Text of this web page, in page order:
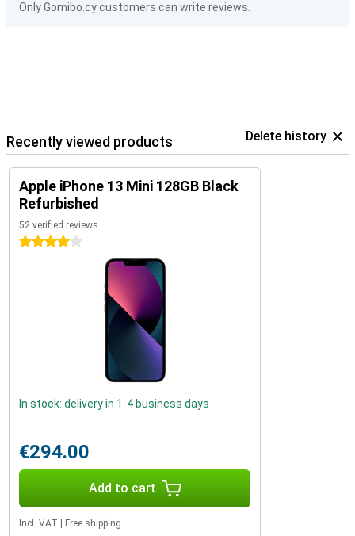
Only Gomibo.cy customers can write reviews.
Recently viewed products Delete history
Apple iPhone 13 Mini 128GB Black
Refurbished
52 verified reviews
4 stars
In stock: delivery in 1-4 business days
€294.00
Add to cart
Incl. VAT Free shipping